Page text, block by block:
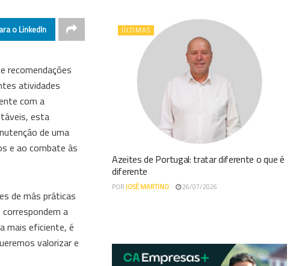
o LinkedIn
recomendações
atividades
com a
esta
de uma
e ao combate às
de más práticas
a
mais eficiente, é
valorizar e
ÚLTIMAS
Azeites de Portugal: tratar diferente o que é
diferente
PORJOSÉ MARTINO 26/07/2026